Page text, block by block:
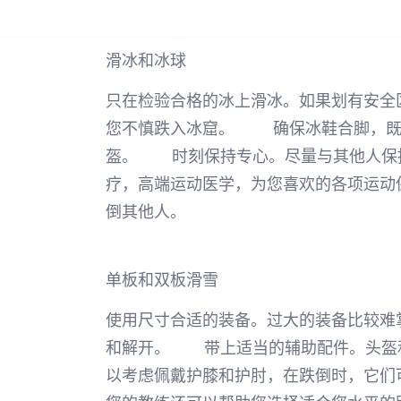
滑冰和冰球
只在检验合格的冰上滑冰。如果划有安
您不慎跌入冰窟。 确保冰鞋合脚，既
盔。 时刻保持专心。尽量与其他人保
疗，高端运动医学，为您喜欢的各项运
倒其他人。
单板和双板滑雪
使用尺寸合适的装备。过大的装备比较
和解开。 带上适当的辅助配件。头盔
以考虑佩戴护膝和护肘，在跌倒时，它